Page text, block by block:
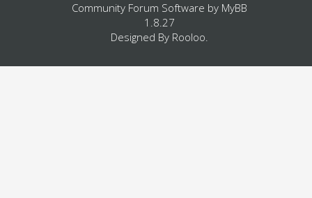
Community Forum Software by MyBB
1.8.27
Designed By Rooloo.